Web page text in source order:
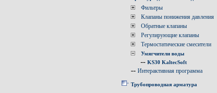
Фильтры
Клапаны понижения давления
Обратные клапаны
Регулирующие клапаны
Термостатические смесители
Умягчители воды
-- KS30 KaltecSoft
-- Интерактивная программа
Трубопроводная арматура